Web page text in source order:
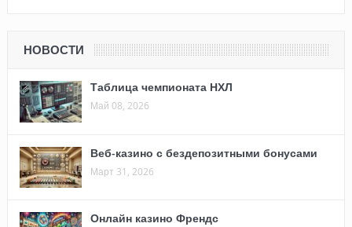
НОВОСТИ
Таблица чемпионата НХЛ
Май 08, 2026
Веб-казино с бездепозитными бонусами
Март 31, 2026
Онлайн казино Френдс